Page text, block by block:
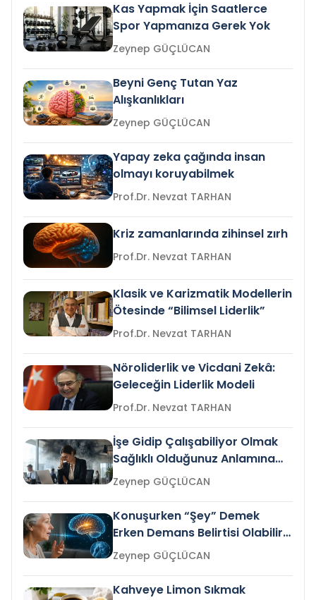
Kas Yapmak İçin Saatlerce
Spor Yapmanıza Gerek Yok
Zeynep GÜÇLÜCAN
Beyni Genç Tutan Yaz
Alışkanlıkları
Zeynep GÜÇLÜCAN
Yapay zeka çağında insan
olmayı koruyabilmek
Prof.Dr. Nevzat TARHAN
Kriz zamanlarında zihinsel zırh
Prof.Dr. Nevzat TARHAN
Klasik ve Karizmatik Modellerin
Ötesinde “Bilimsel Liderlik”
Prof.Dr. Nevzat TARHAN
Nöroliderlik ve Vicdani Zekâ:
Geleceğin Liderlik Modeli
Prof.Dr. Nevzat TARHAN
İşe Gidip Çalışabiliyor Olmak
Sağlıklı Olduğunuz Anlamına
Gelir mi?Zeynep GÜÇLÜCAN
Konuşurken “Şey” Demek
Erken Demans Belirtisi Olabilir
mi?
Zeynep GÜÇLÜCAN
Kahveye Limon Sıkmak